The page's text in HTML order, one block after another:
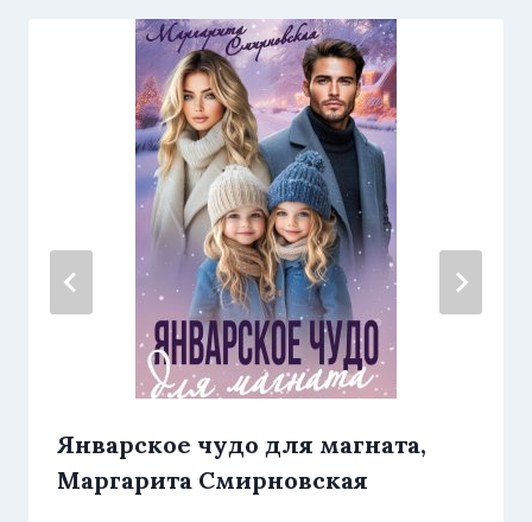
Январское чудо для магната,
Маргарита Смирновская